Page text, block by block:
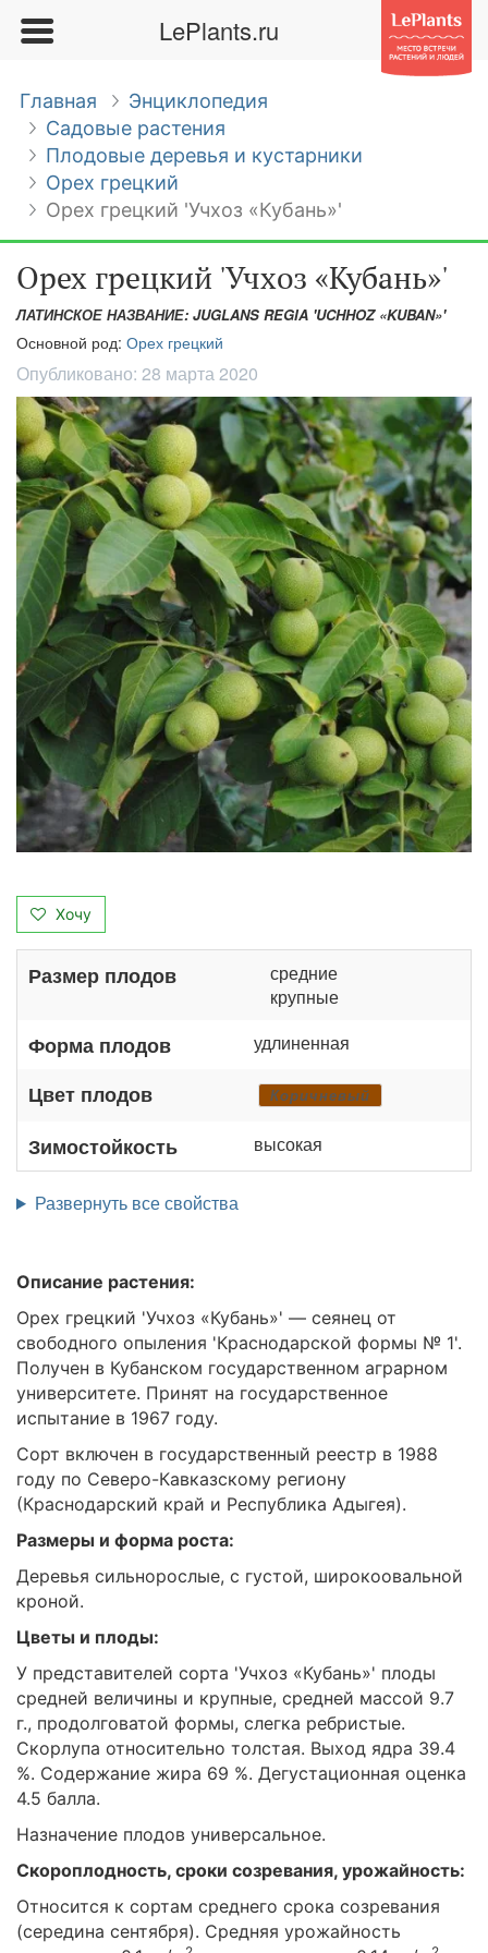
LePlants.ru
Главная
Энциклопедия
Садовые растения
Плодовые деревья и кустарники
Орех грецкий
Орех грецкий 'Учхоз «Кубань»'
Орех грецкий 'Учхоз «Кубань»'
ЛАТИНСКОЕ НАЗВАНИЕ: JUGLANS REGIA 'UCHHOZ «KUBAN»'
Основной род: Орех грецкий
Опубликовано: 28 марта 2020
Хочу
Размер плодов
средние
крупные
Форма плодов удлиненная
Цвет плодов Коричневый
Зимостойкость высокая
Развернуть все свойства
Описание растения:
Орех грецкий 'Учхоз «Кубань»' — сеянец от
свободного опыления 'Краснодарской формы № 1'.
Получен в Кубанском государственном аграрном
университете. Принят на государственное
испытание в 1967 году.
Сорт включен в государственный реестр в 1988
году по Северо-Кавказскому региону
(Краснодарский край и Республика Адыгея).
Размеры и форма роста:
Деревья сильнорослые, с густой, широкоовальной
кроной.
Цветы и плоды:
У представителей сорта 'Учхоз «Кубань»' плоды
средней величины и крупные, средней массой 9.7
г., продолговатой формы, слегка ребристые.
Скорлупа относительно толстая. Выход ядра 39.4
%. Содержание жира 69 %. Дегустационная оценка
4.5 балла.
Назначение плодов универсальное.
Скороплодность, сроки созревания, урожайность:
Относится к сортам среднего срока созревания
(середина сентября). Средняя урожайность